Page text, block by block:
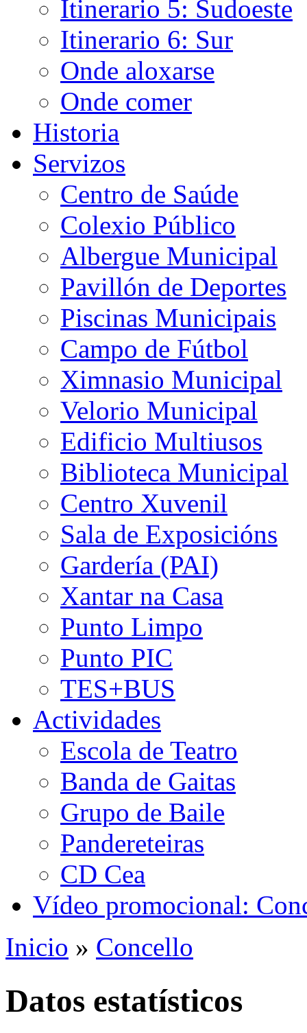
Itinerario 5: Sudoeste
Itinerario 6: Sur
Onde aloxarse
Onde comer
Historia
Servizos
Centro de Saúde
Colexio Público
Albergue Municipal
Pavillón de Deportes
Piscinas Municipais
Campo de Fútbol
Ximnasio Municipal
Velorio Municipal
Edificio Multiusos
Biblioteca Municipal
Centro Xuvenil
Sala de Exposicións
Gardería (PAI)
Xantar na Casa
Punto Limpo
Punto PIC
TES+BUS
Actividades
Escola de Teatro
Banda de Gaitas
Grupo de Baile
Pandereteiras
CD Cea
Vídeo promocional:
Vostede está aquí
Inicio » Concello
Datos estatísticos